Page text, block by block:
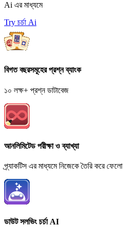
Ai এর মাধ্যমে
Try চর্চা Ai
বিগত বছরসমূহের প্রশ্ন ব্যাংক
১০ লক্ষ+ প্রশ্ন ডাটাবেজ
আনলিমিটেড পরীক্ষা ও ব্যাখ্যা
প্র্যাকটিস এর মাধ্যমে নিজেকে তৈরি করে ফেলো
ডাউট সলভিং চর্চা AI